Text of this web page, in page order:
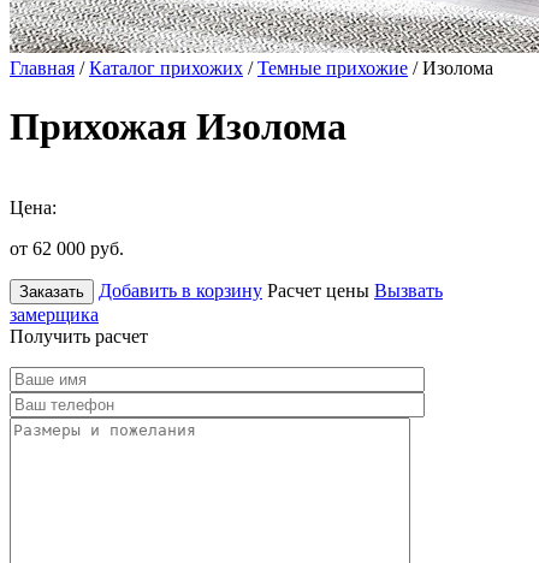
Главная /Каталог прихожих /Темные прихожие / Изолома
Прихожая Изолома
Цена:
от 62 000 руб.
Заказать Добавить в корзину Расчет цены Вызвать
замерщика
Получить расчет